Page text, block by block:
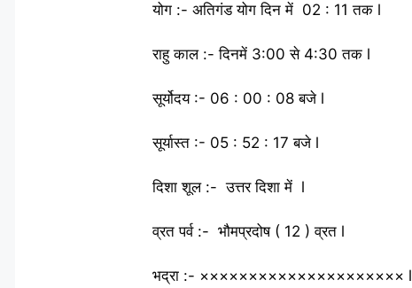
योग :- अतिगंड योग दिन में 02 : 11 तक l
राहु काल :- दिनमें 3:00 से 4:30 तक l
सूर्योदय :- 06 : 00 : 08 बजे l
सूर्यास्त :- 05 : 52 : 17 बजे l
दिशा शूल :- उत्तर दिशा में l
व्रत पर्व :- भौमप्रदोष ( 12 ) व्रत l
भद्रा :- ××××××××××××××××××××× l